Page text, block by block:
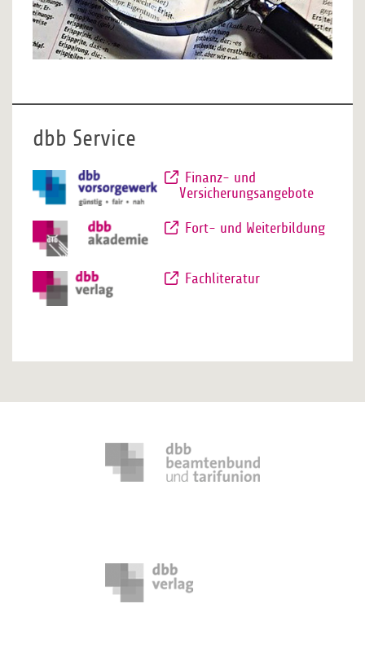
dbb Service
Finanz- und
Versicherungsangebote
Fort- und Weiterbildung
Fachliteratur